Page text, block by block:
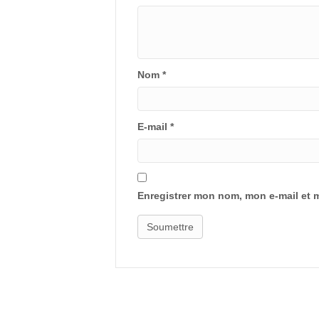
Nom *
E-mail *
Enregistrer mon nom, mon e-mail et